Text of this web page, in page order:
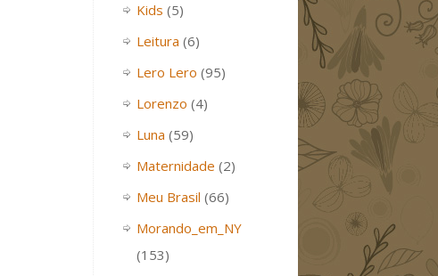
Kids (5)
Leitura (6)
Lero Lero (95)
Lorenzo (4)
Luna (59)
Maternidade (2)
Meu Brasil (66)
Morando_em_NY
(153)